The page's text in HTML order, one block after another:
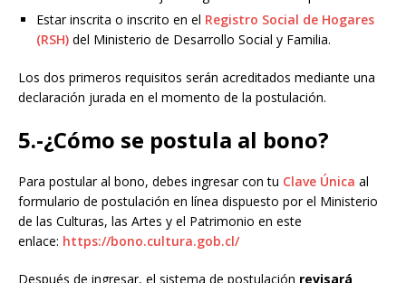
Estar inscrita o inscrito en el Registro Social de Hogares
(RSH) del Ministerio de Desarrollo Social y Familia.
Los dos primeros requisitos serán acreditados mediante una
declaración jurada en el momento de la postulación.
5.-¿Cómo se postula al bono?
Para postular al bono, debes ingresar con tu Clave Única al
formulario de postulación en línea dispuesto por el Ministerio
de las Culturas, las Artes y el Patrimonio en este
enlace: https://bono.cultura.gob.cl/
Después de ingresar, el sistema de postulación revisará